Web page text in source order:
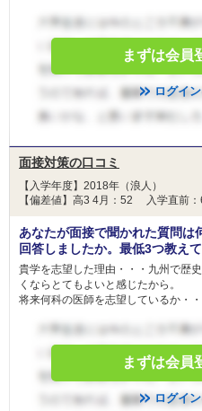
まずは会員
ログイ
面接対策の口コミ
【入学年度】2018年（浪人）
【偏差値】高3 4月：52 入学直前：
あなたが面接で聞かれた質問は
回答しましたか。最低3つ教えて
貴学を志望した理由・・・九州で歴
くならとてもよいと感じたから。
将来何科の医師を志望しているか・
まずは会員
ログイ